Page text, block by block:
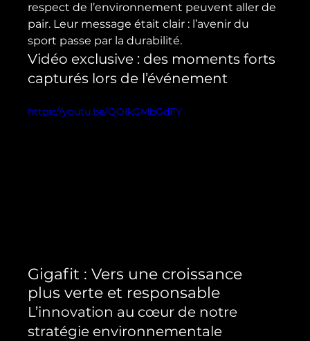
respect de l’environnement peuvent aller de
pair. Leur message était clair : l’avenir du
sport passe par la durabilité.
Vidéo exclusive : des moments forts
capturés lors de l’événement
https://youtu.be/QOIkGMbGdFY
Gigafit : Vers une croissance
plus verte et responsable
L’innovation au cœur de notre
stratégie environnementale